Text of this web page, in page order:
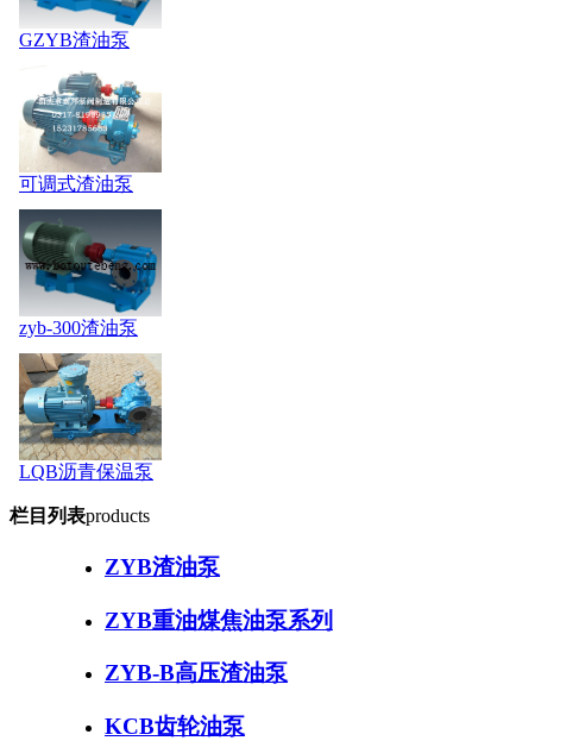
GZYB渣油泵
可调式渣油泵
zyb-300渣油泵
LQB沥青保温泵
栏目列表products
ZYB渣油泵
ZYB重油煤焦油泵系列
ZYB-B高压渣油泵
KCB齿轮油泵